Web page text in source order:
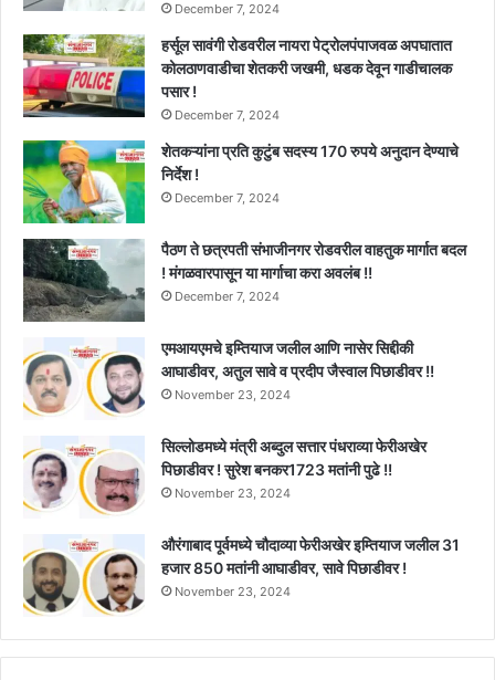
December 7, 2024
हर्सूल सावंगी रोडवरील नायरा पेट्रोलपंपाजवळ अपघातात
कोलठाणवाडीचा शेतकरी जखमी, धडक देवून गाडीचालक
पसार !
December 7, 2024
शेतकऱ्यांना प्रति कुटुंब सदस्य 170 रुपये अनुदान देण्याचे
निर्देश !
December 7, 2024
पैठण ते छत्रपती संभाजीनगर रोडवरील वाहतुक मार्गात बदल
! मंगळवारपासून या मार्गाचा करा अवलंब !!
December 7, 2024
एमआयएमचे इम्तियाज जलील आणि नासेर सिद्दीकी
आघाडीवर, अतुल सावे व प्रदीप जैस्वाल पिछाडीवर !!
November 23, 2024
सिल्लोडमध्ये मंत्री अब्दुल सत्तार पंधराव्या फेरीअखेर
पिछाडीवर ! सुरेश बनकर1723 मतांनी पुढे !!
November 23, 2024
औरंगाबाद पूर्वमध्ये चौदाव्या फेरीअखेर इम्तियाज जलील 31
हजार 850 मतांनी आघाडीवर, सावे पिछाडीवर !
November 23, 2024